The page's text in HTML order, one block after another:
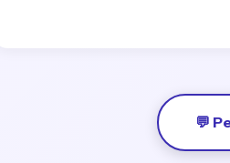
💬